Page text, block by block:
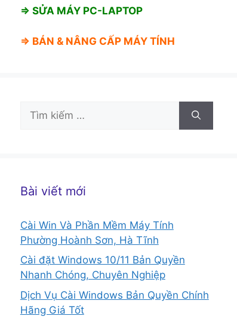
⇒ SỬA MÁY PC-LAPTOP
⇒ BÁN & NÂNG CẤP MÁY TÍNH
Tìm
kiếm
Bài viết mới
Cài Win Và Phần Mềm Máy Tính
Phường Hoành Sơn, Hà Tĩnh
Cài đặt Windows 10/11 Bản Quyền
Nhanh Chóng, Chuyên Nghiệp
Dịch Vụ Cài Windows Bản Quyền Chính
Hãng Giá Tốt